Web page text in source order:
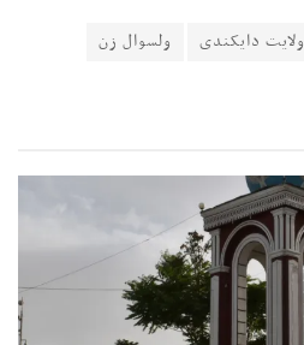
ولایت دایکندی ولسوال زن